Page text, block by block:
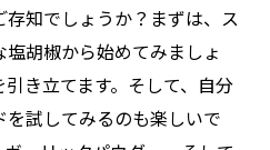
知でしょうか？まずは、ス
胡椒から始めてみましょ
き立てます。そして、自分
試してみるのも楽しいで